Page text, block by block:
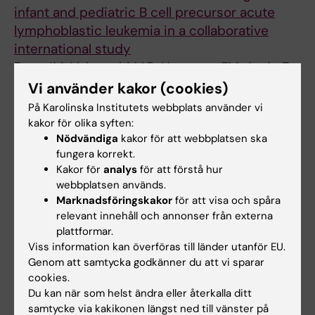
infant and pediatric B cell precursor acute
lymphoblastic leukemia in a collaborative
international study
Boer JM; Valsecchi MG; Hormann FM; Antic Z;
Zaliova M; Schwab C; Cazzaniga G; Arfeuille C;
Cave H; Attarbaschi A; Strehl S; Escherich G;
Imamura T; Ohki K; Grueber TA; Sutton R;
Pastorczak A; Lammens T; Lambert F; Li CK;
Carrillo de Santa Pau E; Hoffmann S; Moericke
A; Harrison CJ; Den Boer ML; De Lorenzo P;
Stam RW; Bergmann AK; Pieters R
Alla författare
ARTICLE:NEUROBIOLOGY OF LEARNING AND
MEMORY.2019;160:139-143
Hippocampal microglia modifications in
C57Bl/6Pahenu2and BTBRPahenu2
phenylketonuria (PKU) mice depend on the
genetic background, irrespective of disturbed
sleep patterns
van der Goot E; Bruinenberg VM; Hormann FM;
Eisel ULM; van Spronsen FJ; Van der Zee EA
Alla författare
Alla övriga publikationer
Vi använder kakor (cookies)
På Karolinska Institutets webbplats använder vi
kakor för olika syften:
Nödvändiga kakor för att webbplatsen ska
fungera korrekt.
Kakor för analys för att förstå hur
webbplatsen används.
Marknadsföringskakor för att visa och spåra
relevant innehåll och annonser från externa
plattformar.
Viss information kan överföras till länder utanför EU.
Genom att samtycka godkänner du att vi sparar
cookies.
Du kan när som helst ändra eller återkalla ditt
samtycke via kakikonen längst ned till vänster på